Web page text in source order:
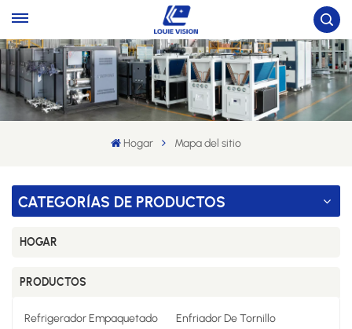
Hogar Mapa del sitio
CATEGORÍAS DE PRODUCTOS
HOGAR
PRODUCTOS
Refrigerador Empaquetado Enfriador De Tornillo